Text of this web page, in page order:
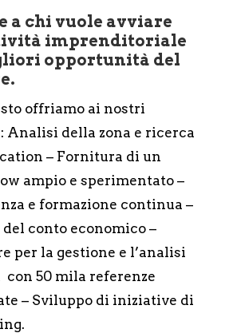
a chi vuole avviare
imprenditoriale
opportunità del
offriamo ai nostri
Analisi della zona e ricerca
– Fornitura di un
ampio e sperimentato –
e formazione continua –
conto economico –
per la gestione e l’analisi
con 50 mila referenze
– Sviluppo di iniziative di